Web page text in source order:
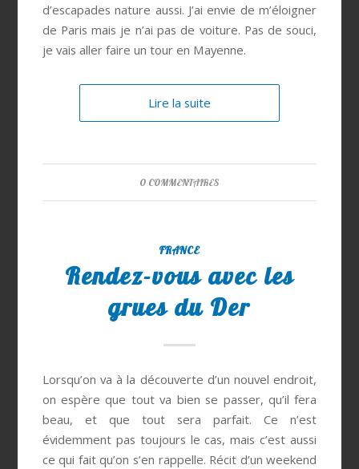
d’escapades nature aussi. J’ai envie de m’éloigner
de Paris mais je n’ai pas de voiture. Pas de souci,
je vais aller faire un tour en Mayenne.
Lire la suite
0 COMMENTAIRES
FRANCE
Rendez-vous avec les
grues du Der
Lorsqu’on va à la découverte d’un nouvel endroit,
on espère que tout va bien se passer, qu’il fera
beau, et que tout sera parfait. Ce n’est
évidemment pas toujours le cas, mais c’est aussi
ce qui fait qu’on s’en rappelle. Récit d’un weekend